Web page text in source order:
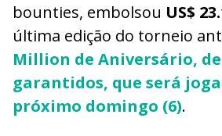
bounties, embolsou US$
última edição do torneio
Million de Aniversário, de
garantidos, que será
próximo domingo (6).